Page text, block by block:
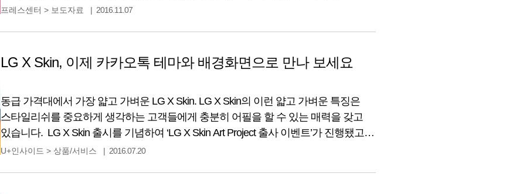
공시지원금 삼성전자 갤럭시 J5(2016) 297,000 172,000 갤럭시 A3(2016) 352,000
프레스센터 > 보도자료 2016.11.07
LG X Skin, 이제 카카오톡 테마와 배경화면으로 만나 보세요
동급 가격대에서 가장 얇고 가벼운 LG X Skin. LG X Skin의 이런 얇고 가벼운 특징은
스타일리쉬를 중요하게 생각하는 고객들에게 충분히 어필을 할 수 있는 매력을 갖고
있습니다. LG X Skin 출시를 기념하여 ‘LG X Skin Art Project 출사 이벤트’가 진행됐고
여기에서 12개의 아트 사진이 LG유플러스 페이스북에서 지난 7월 5일부터 12일까지
U+인사이드 > 상품/서비스 2016.07.20